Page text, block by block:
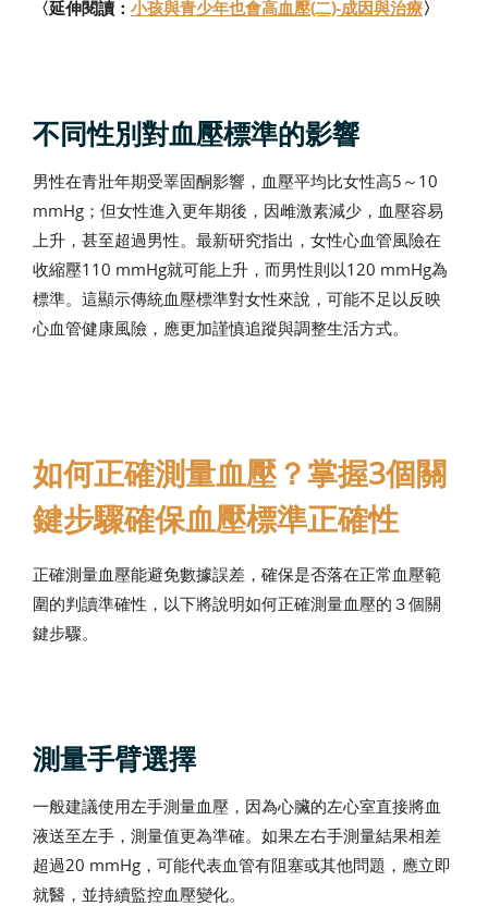
〈延伸閱讀： 小孩與青少年也會高血壓(二)-成因與治療〉
不同性別對血壓標準的影響
男性在青壯年期受睪固酮影響，血壓平均比女性高5～10
mmHg；但女性進入更年期後，因雌激素減少，血壓容易
上升，甚至超過男性。最新研究指出，女性心血管風險在
收縮壓110 mmHg就可能上升，而男性則以120 mmHg為
標準。這顯示傳統血壓標準對女性來說，可能不足以反映
心血管健康風險，應更加謹慎追蹤與調整生活方式。
如何正確測量血壓？掌握3個關
鍵步驟確保血壓標準正確性
正確測量血壓能避免數據誤差，確保是否落在正常血壓範
圍的判讀準確性，以下將說明如何正確測量血壓的３個關
鍵步驟。
測量手臂選擇
一般建議使用左手測量血壓，因為心臟的左心室直接將血
液送至左手，測量值更為準確。如果左右手測量結果相差
超過20 mmHg，可能代表血管有阻塞或其他問題，應立即
就醫，並持續監控血壓變化。